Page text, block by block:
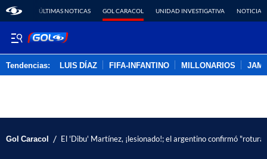
ÚLTIMAS NOTICAS GOL CARACOL UNIDAD INVESTIGATIVA NOTICIAS
Tendencias: LUIS DÍAZ FIFA-INFANTINO MILLONARIOS
Gol Caracol / El 'Dibu' Martínez, ¡lesionado!; el argentino confirmó